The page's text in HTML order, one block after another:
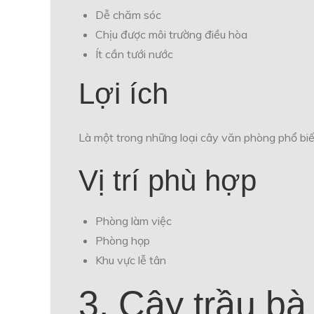
Dễ chăm sóc
Chịu được môi trường điều hòa
Ít cần tưới nước
Lợi ích
Là một trong những loại cây văn phòng phổ
Vị trí phù hợp
Phòng làm việc
Phòng họp
Khu vực lễ tân
3. Cây trầu bà